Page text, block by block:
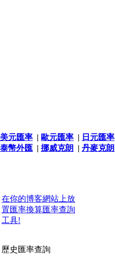
美元匯率 | 歐元匯率 | 日元匯率
泰幣外匯 | 挪威克朗 | 丹麥克朗
在你的博客網站上放
置匯率換算匯率查詢
工具!
歷史匯率查詢